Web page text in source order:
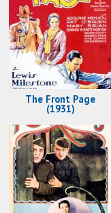
The Front Page
(1931)